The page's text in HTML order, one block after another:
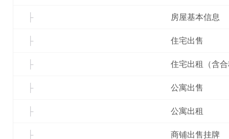
房屋基本信息
住宅出售
住宅出租（含
公寓出售
公寓出租
商铺出售挂牌